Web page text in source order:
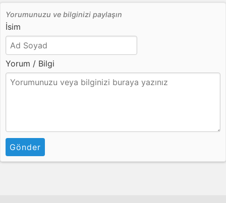
Yorumunuzu ve bilginizi paylaşın
İsim
Yorum / Bilgi
Gönder